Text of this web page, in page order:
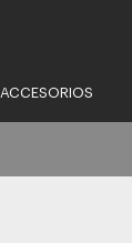
ACCESORIOS